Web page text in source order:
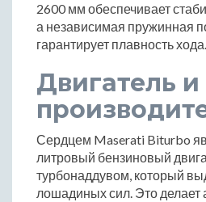
2600 мм обеспечивает
а независимая пружинная
гарантирует плавность хода.
Двигатель и
Сердцем Maserati Biturbo
литровый бензиновый
турбонаддувом, который
лошадиных сил. Это делает